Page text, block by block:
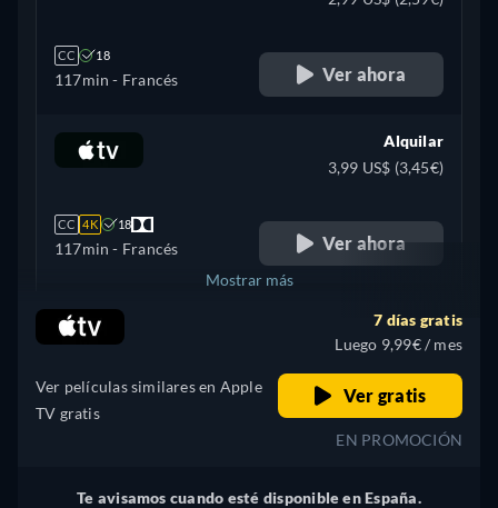
CC 18
117min - Francés Ver ahora
CC 4K 18
117min - Francés
Alquilar
3,99 US$ (3,45€)
Ver ahora
Brazil
Mostrar más
Ver películas similares en Apple
TV gratis
7 días gratis
Luego 9,99€ / mes
Ver gratis
EN PROMOCIÓN
Te avisamos cuando esté disponible en España.